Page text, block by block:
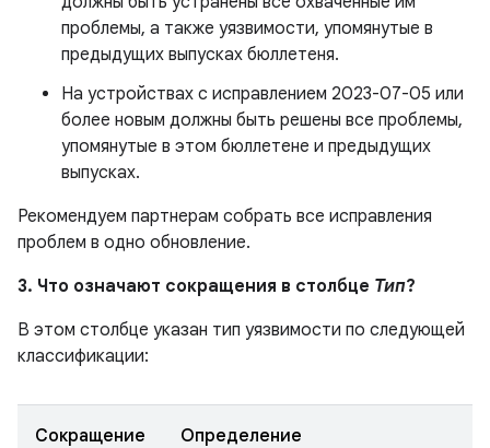
проблемы, а также уязвимости, упомянутые в
предыдущих выпусках бюллетеня.
На устройствах с исправлением 2023-07-05 или
более новым должны быть решены все проблемы,
упомянутые в этом бюллетене и предыдущих
выпусках.
Рекомендуем партнерам собрать все исправления
проблем в одно обновление.
3. Что означают сокращения в столбце Тип?
В этом столбце указан тип уязвимости по следующей
классификации:
Сокращение Определение